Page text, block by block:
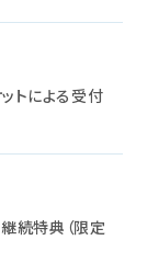
トによる受付
継続特典（限定